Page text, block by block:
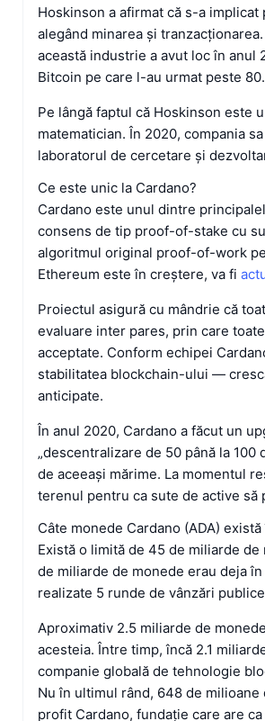
Hoskinson a afirmat că s-a
alegând minarea și
această industrie a avut loc în anul
Bitcoin pe care l-au urmat peste
Pe lângă faptul că Hoskinson este
matematician. În 2020, compania
laboratorul de cercetare și
Ce este unic la Cardano?
Cardano este unul dintre
consens de tip proof-of-stake cu
algoritmul original proof-of-work
Ethereum este în creștere, va fi
Proiectul asigură cu mândrie că
evaluare inter pares, prin care
acceptate. Conform echipei
stabilitatea blockchain-ului —
anticipate.
În anul 2020, Cardano a făcut un
„descentralizare de 50 până la
de aceeași mărime. La momentul
terenul pentru ca sute de active să
Câte monede Cardano (ADA)
Există o limită de 45 de miliarde
de miliarde de monede erau deja
realizate 5 runde de vânzări
Aproximativ 2.5 miliarde de
acesteia. Între timp, încă 2.1
companie globală de tehnologie
Nu în ultimul rând, 648 de
profit Cardano, fundație care are